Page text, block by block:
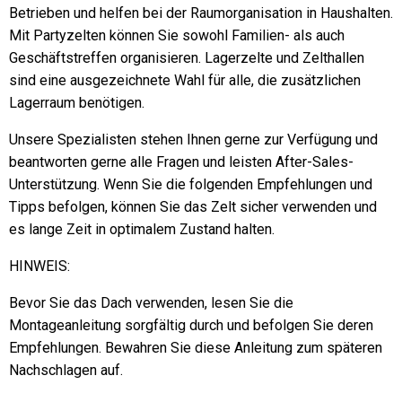
Betrieben und helfen bei der Raumorganisation in Haushalten.
Mit Partyzelten können Sie sowohl Familien- als auch
Geschäftstreffen organisieren. Lagerzelte und Zelthallen
sind eine ausgezeichnete Wahl für alle, die zusätzlichen
Lagerraum benötigen.
Unsere Spezialisten stehen Ihnen gerne zur Verfügung und
beantworten gerne alle Fragen und leisten After-Sales-
Unterstützung. Wenn Sie die folgenden Empfehlungen und
Tipps befolgen, können Sie das Zelt sicher verwenden und
es lange Zeit in optimalem Zustand halten.
HINWEIS:
Bevor Sie das Dach verwenden, lesen Sie die
Montageanleitung sorgfältig durch und befolgen Sie deren
Empfehlungen. Bewahren Sie diese Anleitung zum späteren
Nachschlagen auf.